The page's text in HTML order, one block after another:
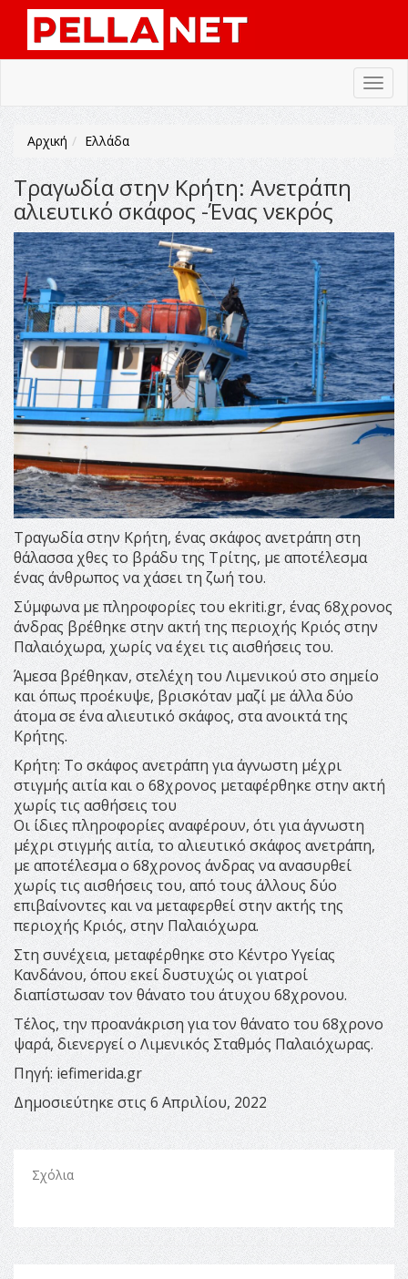
Αρχική Ελλάδα
Τραγωδία στην Κρήτη: Ανετράπη
αλιευτικό σκάφος -Ένας νεκρός
Τραγωδία στην Κρήτη, ένας σκάφος ανετράπη στη
θάλασσα χθες το βράδυ της Τρίτης, με αποτέλεσμα
ένας άνθρωπος να χάσει τη ζωή του.
Σύμφωνα με πληροφορίες του ekriti.gr, ένας 68χρονος
άνδρας βρέθηκε στην ακτή της περιοχής Κριός στην
Παλαιόχωρα, χωρίς να έχει τις αισθήσεις του.
Άμεσα βρέθηκαν, στελέχη του Λιμενικού στο σημείο
και όπως προέκυψε, βρισκόταν μαζί με άλλα δύο
άτομα σε ένα αλιευτικό σκάφος, στα ανοικτά της
Κρήτης.
Κρήτη: Το σκάφος ανετράπη για άγνωστη μέχρι
στιγμής αιτία και ο 68χρονος μεταφέρθηκε στην ακτή
χωρίς τις ασθήσεις του
Οι ίδιες πληροφορίες αναφέρουν, ότι για άγνωστη
μέχρι στιγμής αιτία, το αλιευτικό σκάφος ανετράπη,
με αποτέλεσμα ο 68χρονος άνδρας να ανασυρθεί
χωρίς τις αισθήσεις του, από τους άλλους δύο
επιβαίνοντες και να μεταφερθεί στην ακτής της
περιοχής Κριός, στην Παλαιόχωρα.
Στη συνέχεια, μεταφέρθηκε στο Κέντρο Υγείας
Κανδάνου, όπου εκεί δυστυχώς οι γιατροί
διαπίστωσαν τον θάνατο του άτυχου 68χρονου.
Τέλος, την προανάκριση για τον θάνατο του 68χρονο
ψαρά, διενεργεί ο Λιμενικός Σταθμός Παλαιόχωρας.
Πηγή: iefimerida.gr
Δημοσιεύτηκε στις 6 Απριλίου, 2022
Σχόλια